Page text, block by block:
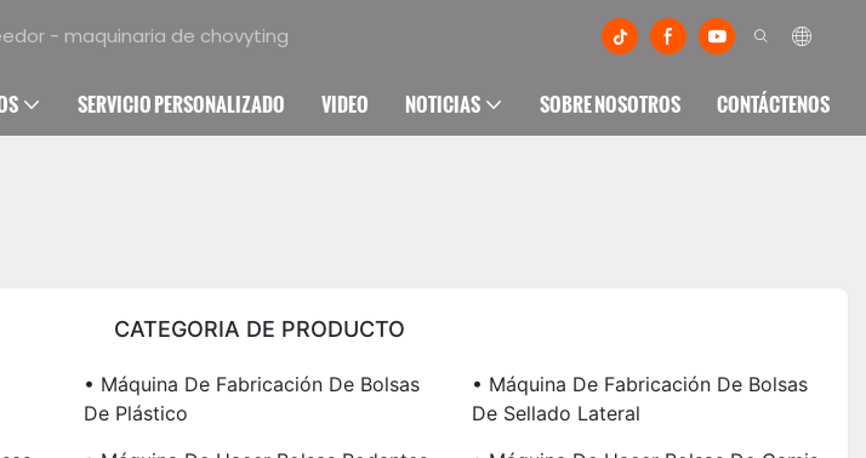
- maquinaria de chovyting
SERVICIO PERSONALIZADO VIDEO NOTICIAS SOBRE NOSOTROS CONTÁCTENOS
CATEGORIA DE PRODUCTO
• Máquina De Fabricación De Bolsas
De Plástico
• Máquina De Fabricación De Bolsas
De Sellado Lateral